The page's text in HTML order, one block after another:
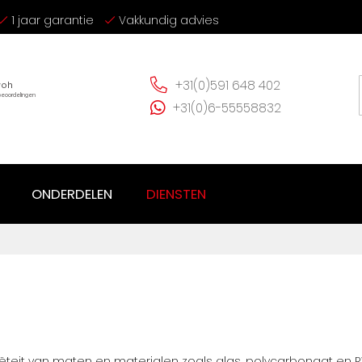
1 jaar garantie Vakkundig advies
+31(0)591 648 402
+31(0)6-55558832
ONDERDELEN DIENSTEN